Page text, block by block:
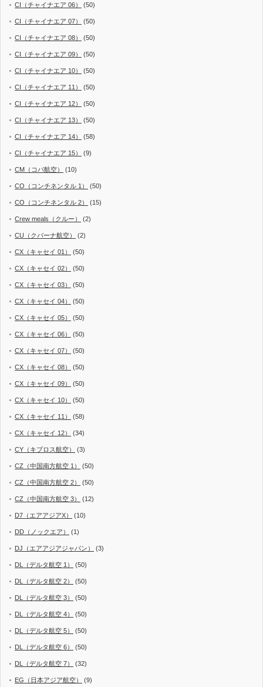
CI（チャイナエア 06） (50)
CI（チャイナエア 07） (50)
CI（チャイナエア 08） (50)
CI（チャイナエア 09） (50)
CI（チャイナエア 10） (50)
CI（チャイナエア 11） (50)
CI（チャイナエア 12） (50)
CI（チャイナエア 13） (50)
CI（チャイナエア 14） (58)
CI（チャイナエア 15） (9)
CM（コパ航空） (10)
CO（コンチネンタル 1） (50)
CO（コンチネンタル 2） (15)
Crew meals（クルー） (2)
CU（クバーナ航空） (2)
CX（キャセイ 01） (50)
CX（キャセイ 02） (50)
CX（キャセイ 03） (50)
CX（キャセイ 04） (50)
CX（キャセイ 05） (50)
CX（キャセイ 06） (50)
CX（キャセイ 07） (50)
CX（キャセイ 08） (50)
CX（キャセイ 09） (50)
CX（キャセイ 10） (50)
CX（キャセイ 11） (58)
CX（キャセイ 12） (34)
CY（キプロス航空） (3)
CZ（中国南方航空 1） (50)
CZ（中国南方航空 2） (50)
CZ（中国南方航空 3） (12)
D7（エアアジアX） (10)
DD（ノックエア） (1)
DJ（エアアジアジャパン） (3)
DL（デルタ航空 1） (50)
DL（デルタ航空 2） (50)
DL（デルタ航空 3） (50)
DL（デルタ航空 4） (50)
DL（デルタ航空 5） (50)
DL（デルタ航空 6） (50)
DL（デルタ航空 7） (32)
EG（日本アジア航空） (9)